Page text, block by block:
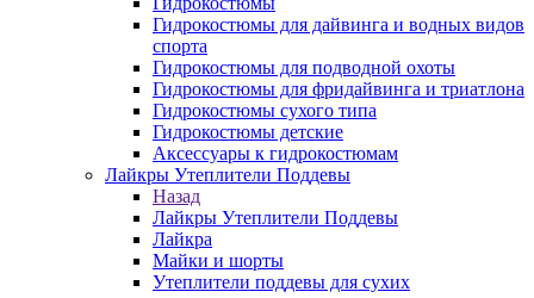
Гидрокостюмы для дайвинга и водных видов
спорта
Гидрокостюмы для подводной охоты
Гидрокостюмы для фридайвинга и триатлона
Гидрокостюмы сухого типа
Гидрокостюмы детские
Аксессуары к гидрокостюмам
Лайкры Утеплители Поддевы
Назад
Лайкры Утеплители Поддевы
Лайкра
Майки и шорты
Утеплители поддевы для сухих